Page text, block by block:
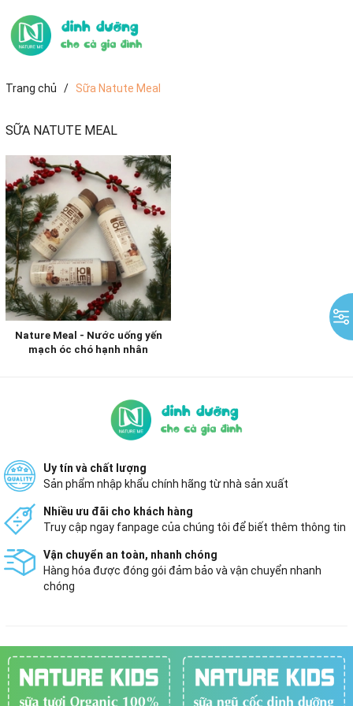
Trang chủ / Sữa Natute Meal
SỮA NATUTE MEAL
Nature Meal - Nước uống yến
mạch óc chó hạnh nhân
Uy tín và chất lượng
Sản phẩm nhập khẩu chính hãng từ nhà sản xuất
Nhiều ưu đãi cho khách hàng
Truy cập ngay fanpage của chúng tôi để biết thêm thông tin
Vận chuyển an toàn, nhanh chóng
Hàng hóa được đóng gói đảm bảo và vận chuyển nhanh
chóng